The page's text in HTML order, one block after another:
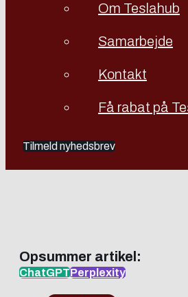
Om Teslahub
Samarbejde
Kontakt
Få rabat på
Tilmeld nyhedsbrev
Opsummer artikel:
ChatGPTPerplexity